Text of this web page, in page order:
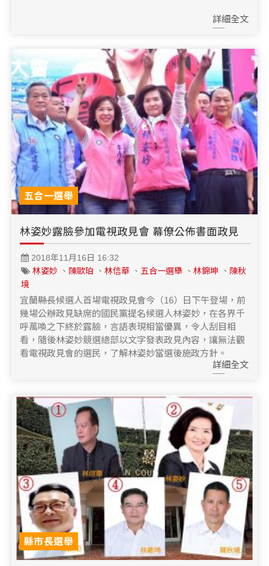
詳細全文
五合一選舉
林姿妙露臉參加電視政見會 幕僚公佈書面政見
2018年11月16日 16:32
林姿妙 、 陳歐珀 、 林信華 、 五合一選舉 、 林錦坤 、 陳秋
境
宜蘭縣長候選人首場電視政見會今（16）日下午登場，前
幾場公辦政見缺席的國民黨提名候選人林姿妙，在各界千
呼萬喚之下終於露臉，言語表現相當優異，令人刮目相
看，隨後林姿妙競選總部以文字發表政見內容，讓無法觀
看電視政見會的選民，了解林姿妙當選後施政方針。
詳細全文
縣市長選舉